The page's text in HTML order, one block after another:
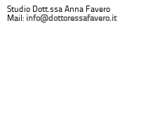
Studio Dott.ssa Anna Favero
Mail: info@dottoressafavero.it